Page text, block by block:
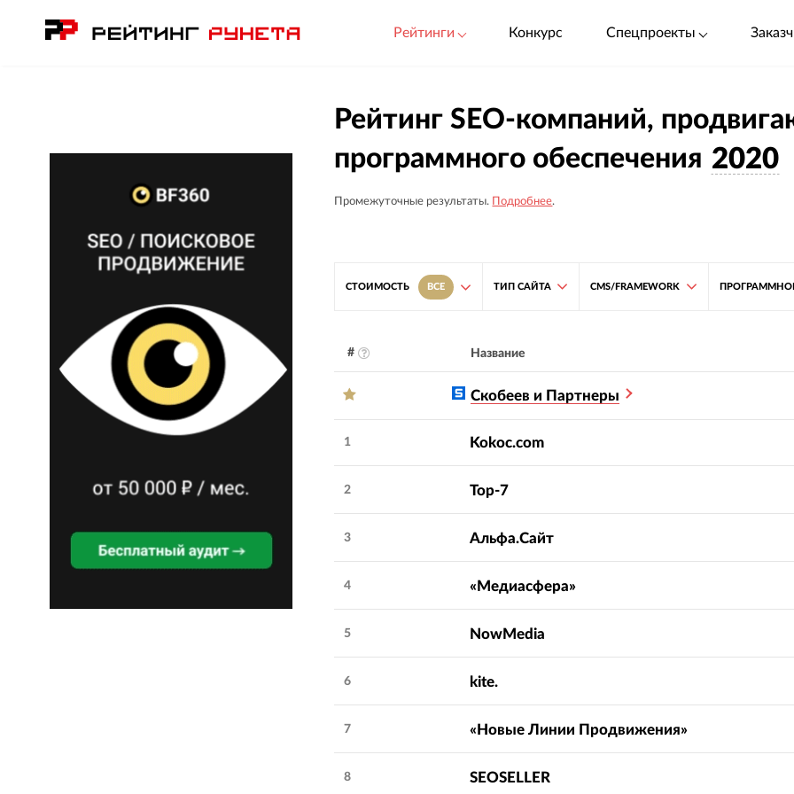
Рейтинги Конкурс Спецпроекты
Рейтинг SEO-компаний,
программного обеспечения 2020
Промежуточные результаты. Подробнее.
СТОИМОСТЬ ВСЕ ТИП САЙТА CMS/FRAMEWORK
# Название
Скобеев и Партнеры
1 Kokoc.com
2 Top-7
3 Альфа.Сайт
4 «Медиасфера»
5 NowMedia
6 kite.
7 «Новые Линии Продвижения»
8 SEOSELLER